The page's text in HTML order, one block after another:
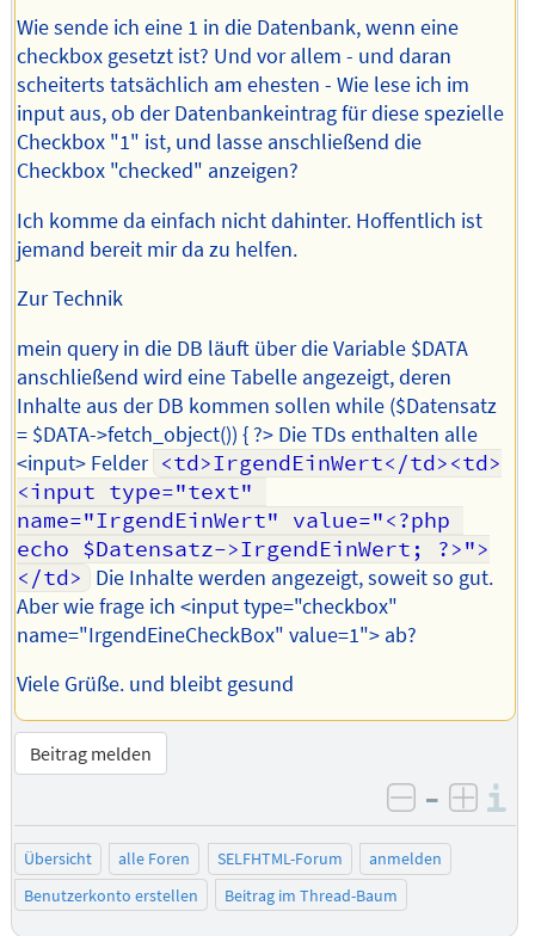
Wie sende ich eine 1 in die Datenbank, wenn eine
checkbox gesetzt ist? Und vor allem - und daran
scheiterts tatsächlich am ehesten - Wie lese ich im
input aus, ob der Datenbankeintrag für diese spezielle
Checkbox "1" ist, und lasse anschließend die
Checkbox "checked" anzeigen?
Ich komme da einfach nicht dahinter. Hoffentlich ist
jemand bereit mir da zu helfen.
Zur Technik
mein query in die DB läuft über die Variable $DATA
anschließend wird eine Tabelle angezeigt, deren
Inhalte aus der DB kommen sollen while ($Datensatz
= $DATA->fetch_object()) { ?> Die TDs enthalten alle
<input> Felder <td>IrgendEinWert</td><td>
<input type="text"
name="IrgendEinWert" value="<?php
echo $Datensatz->IrgendEinWert; ?>">
</td>
Die Inhalte werden angezeigt, soweit so gut.
Aber wie frage ich <input type="checkbox"
name="IrgendEineCheckBox" value=1"> ab?
Viele Grüße. und bleibt gesund
Beitrag melden
negativ
–
Übersicht alle Foren SELFHTML-Forum
anmelden
Benutzerkonto erstellen
Beitrag im Thread-Baum